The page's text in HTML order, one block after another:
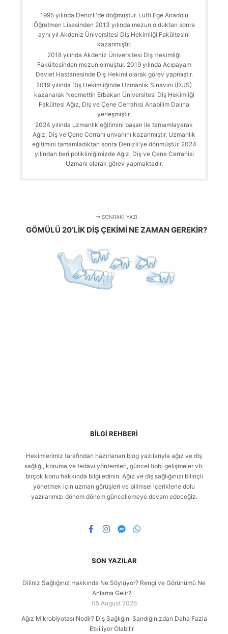
1995 yılında Denizli'de doğmuştur. Lütfi Ege Anadolu
Öğretmen Lisesinden 2013 yılında mezun olduktan sonra
aynı yıl Akdeniz Üniversitesi Diş Hekimliği Fakültesini
kazanmıştır.
2018 yılında Akdeniz Üniversitesi Diş Hekimliği
Fakültesinden mezun olmuştur. 2019 yılında Acıpayam
Devlet Hastanesinde Diş Hekimi olarak görev yapmıştır.
2019 yılında Diş Hekimliğinde Uzmanlık Sınavını (DUS)
kazanarak Necmettin Erbakan Üniversitesi Diş Hekimliği
Fakültesi Ağız, Diş ve Çene Cerrahisi Anabilim Dalına
yerleşmiştir.
2024 yılında uzmanlık eğitimini başarı ile tamamlayarak
Ağız, Diş ve Çene Cerrahı unvanını kazanmıştır. Uzmanlık
eğitimini tamamladıktan sonra Denizli'ye dönmüştür. 2024
yılından beri polikliniğimizde Ağız, Diş ve Çene Cerrahisi
Uzmanı olarak görev yapmaktadır.
SONRAKI YAZI
GÖMÜLÜ 20’LIK DIŞ ÇEKIMI NE ZAMAN GEREKIR?
BILGI REHBERI
Hekimlerimiz tarafından hazırlanan blog yazılarıyla ağız ve diş
sağlığı, koruma ve tedavi yöntemleri, güncel tıbbi gelişmeler vb.
birçok konu hakkında bilgi edinin. Ağız ve diş sağlığınızı bilinçli
yönetmek için uzman görüşleri ve bilimsel içeriklerle dolu
yazılarımızı dönem dönem güncellemeye devam edeceğiz.
SON YAZILAR
Diliniz Sağlığınız Hakkında Ne Söylüyor? Rengi ve Görünümü Ne
Anlama Gelir?
05 August 2026
Ağız Mikrobiyotası Nedir? Diş Sağlığını Sandığınızdan Daha Fazla
Etkiliyor Olabilir